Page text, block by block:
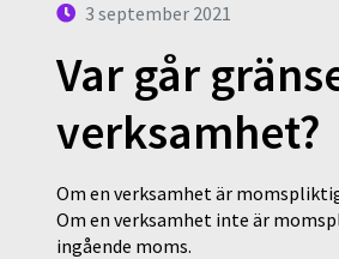
3 september 2021
Var går
verksamhet?
Om en verksamhet är
Om en verksamhet inte är
ingående moms.